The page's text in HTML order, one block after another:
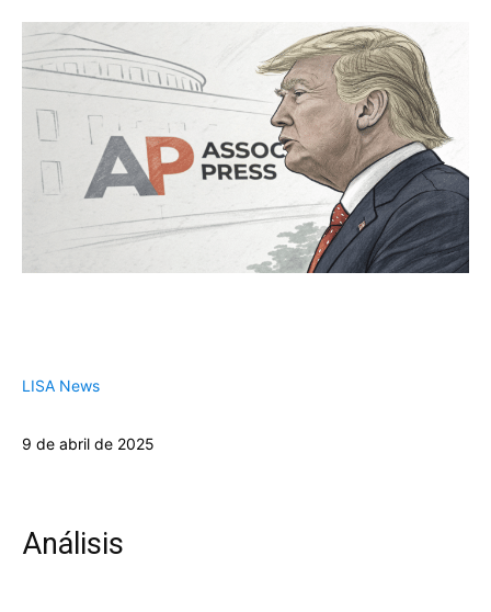
LISA News
9 de abril de 2025
Análisis